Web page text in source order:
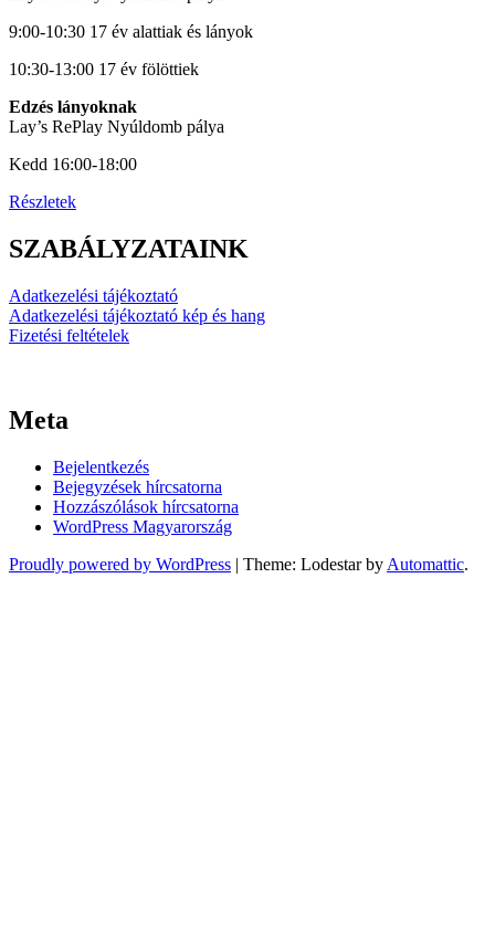
9:00-10:30 17 év alattiak és lányok
10:30-13:00 17 év fölöttiek
Edzés lányoknak
Lay’s RePlay Nyúldomb pálya
Kedd 16:00-18:00
Részletek
SZABÁLYZATAINK
Adatkezelési tájékoztató
Adatkezelési tájékoztató kép és hang
Fizetési feltételek
Meta
Bejelentkezés
Bejegyzések hírcsatorna
Hozzászólások hírcsatorna
WordPress Magyarország
Proudly powered by WordPress | Theme: Lodestar by Automattic.